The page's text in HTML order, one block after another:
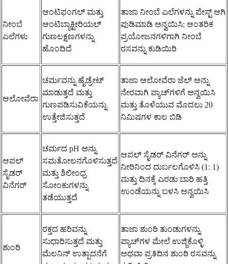
ನೀಂಬೆ
ಎಲೆಗಳು
ಆಂಟಿಫಂಗಲ್ ಮತ್ತು
ಆಂಟಿಬ್ಯಾಕ್ಟೀರಿಯಲ್
ಗುಣಲಕ್ಷಣಗಳನ್ನು
ಹೊಂದಿದೆ
ತಾಜಾ ನೀಂಬೆ ಎಲೆಗಳನ್ನು ಪೇಸ್ಟ್ ಆಗಿ
ಪುಡಿಮಾಡಿ ಅನ್ವಯಿಸಿ; ಆಂತರಿಕ
ಪ್ರಯೋಜನಗಳಿಗಾಗಿ ನೀಂಬೆ
ರಸವನ್ನು ಕುಡಿಯಿರಿ
ಆಲೋವೆರಾ
ಚರ್ಮವನ್ನು ಹೈಡ್ರೇಟ್
ಮಾಡುತ್ತದೆ ಮತ್ತು
ಗುಣಪಡಿಸುವಿಕೆಯನ್ನು
ಉತ್ತೇಜಿಸುತ್ತದೆ
ತಾಜಾ ಆಲೋವೆರಾ ಜೆಲ್ ಅನ್ನು
ನೇರವಾಗಿ ಪ್ಯಾಚ್‌ಗಳಿಗೆ ಅನ್ವಯಿಸಿ
ಮತ್ತು ತೊಳೆಯುವ ಮೊದಲು 20
ನಿಮಿಷಗಳ ಕಾಲ ಬಿಡಿ
ಆಪಲ್
ಸೈಡರ್
ವಿನೆಗರ್
ಚರ್ಮದ pH ಅನ್ನು
ಸಮತೋಲನಗೊಳಿಸುತ್ತದೆ
ಮತ್ತು ಶಿಲೀಂಧ್ರ
ಸೋಂಕುಗಳನ್ನು
ತಡೆಯುತ್ತದೆ
ಆಪಲ್ ಸೈಡರ್ ವಿನೆಗರ್ ಅನ್ನು
ನೀರಿನಿಂದ ದುರ್ಬಲಗೊಳಿಸಿ (1: 1)
ಮತ್ತು ದಿನಕ್ಕೆ ಎರಡು ಬಾರಿ ಹತ್ತಿ
ಉಂಡೆಯನ್ನು ಬಳಸಿ ಅನ್ವಯಿಸಿ
ಶುಂಠಿ
ರಕ್ತದ ಹರಿವನ್ನು
ಸುಧಾರಿಸುತ್ತದೆ ಮತ್ತು
ಮೆಲನಿನ್ ಉತ್ಪಾದನೆಗೆ
ತಾಜಾ ಶುಂಠಿ ತುಂಡುಗಳನ್ನು
ಪ್ಯಾಚ್‌ಗಳ ಮೇಲೆ ಉಜ್ಜಿಕೊಳ್ಳಿ
ಅಥವಾ ಪ್ರತಿದಿನ ಶುಂಠಿ ರಸವನ್ನು